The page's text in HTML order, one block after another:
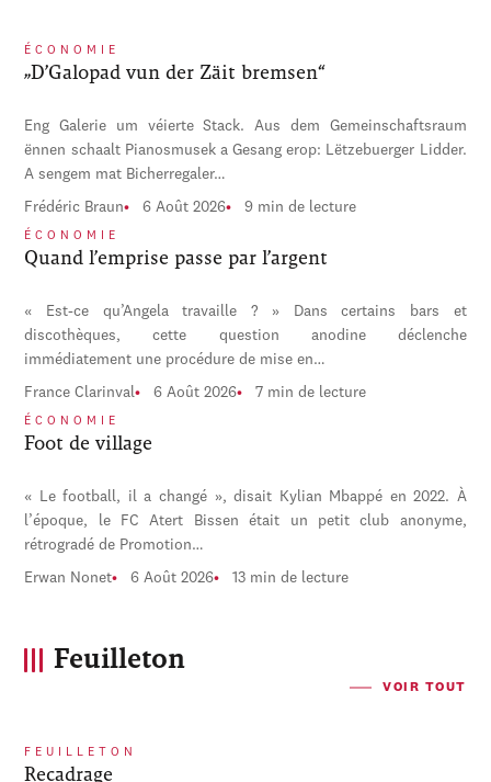
ÉCONOMIE
„D’Galopad vun der Zäit bremsen“
Eng Galerie um véierte Stack. Aus dem Gemeinschaftsraum
ënnen schaalt Pianosmusek a Gesang erop: Lëtzebuerger Lidder.
A sengem mat Bicherregaler…
Frédéric Braun 6 Août 2026 9 min de lecture
ÉCONOMIE
Quand l’emprise passe par l’argent
« Est-ce qu’Angela travaille ? » Dans certains bars et
discothèques, cette question anodine déclenche
immédiatement une procédure de mise en…
France Clarinval 6 Août 2026 7 min de lecture
ÉCONOMIE
Foot de village
« Le football, il a changé », disait Kylian Mbappé en 2022. À
l’époque, le FC Atert Bissen était un petit club anonyme,
rétrogradé de Promotion…
Erwan Nonet 6 Août 2026 13 min de lecture
Feuilleton
VOIR TOUT
FEUILLETON
Recadrage